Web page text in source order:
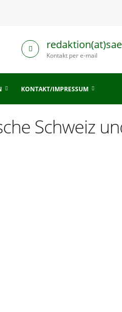
Kontakt per e-mail
KONTAKT/IMPRESSUM
Schweiz